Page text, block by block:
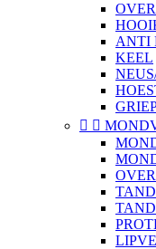
ANTI
KEEL
 